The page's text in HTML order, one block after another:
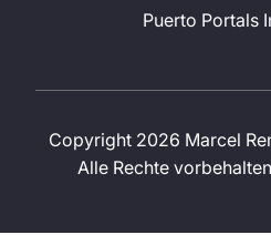
Puerto Portals
Copyright 2026 Marcel
Alle Rechte